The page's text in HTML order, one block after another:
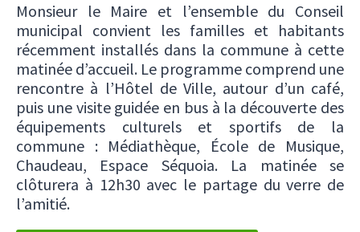
Monsieur le Maire et l’ensemble du Conseil
municipal convient les familles et habitants
récemment installés dans la commune à cette
matinée d’accueil. Le programme comprend une
rencontre à l’Hôtel de Ville, autour d’un café,
puis une visite guidée en bus à la découverte des
équipements culturels et sportifs de la
commune : Médiathèque, École de Musique,
Chaudeau, Espace Séquoia. La matinée se
clôturera à 12h30 avec le partage du verre de
l’amitié.